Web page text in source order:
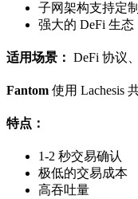
子网架构支持定
强大的 DeFi 生态
适用场景： DeFi 协议
Fantom 使用 Lachesis
特点：
1-2 秒交易确认
极低的交易成本
高吞吐量